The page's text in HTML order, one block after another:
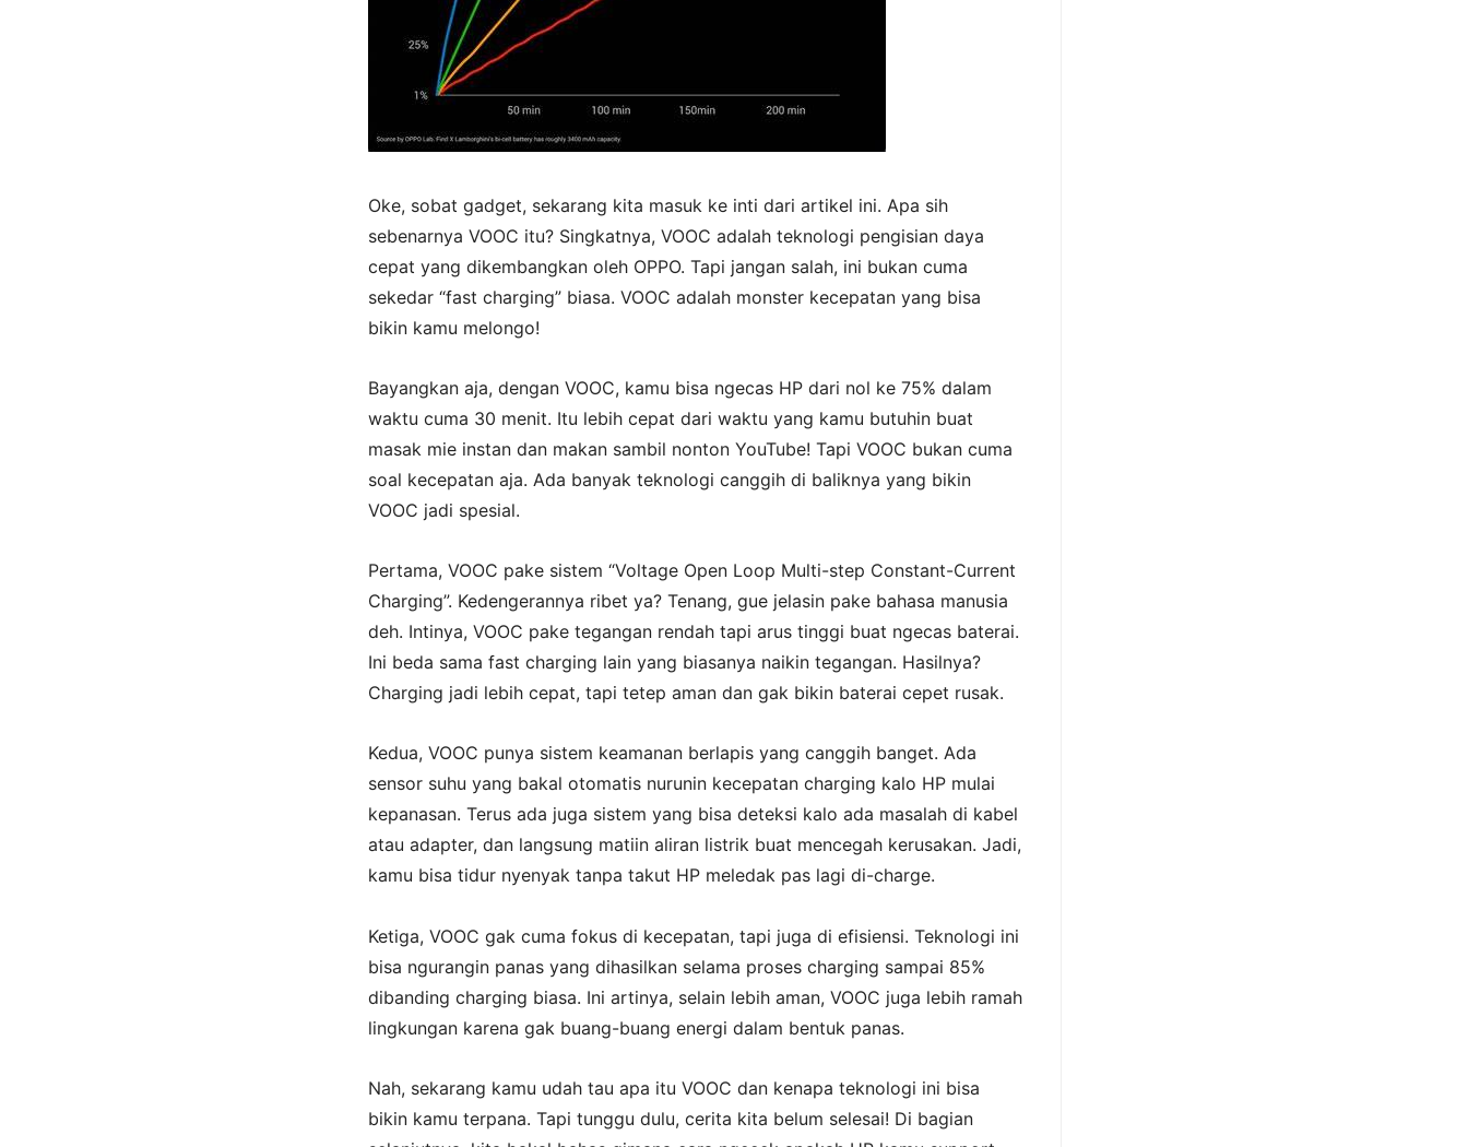
Oke, sobat gadget, sekarang kita masuk ke inti dari artikel ini. Apa sih
sebenarnya VOOC itu? Singkatnya, VOOC adalah teknologi pengisian daya
cepat yang dikembangkan oleh OPPO. Tapi jangan salah, ini bukan cuma
sekedar “fast charging” biasa. VOOC adalah monster kecepatan yang bisa
bikin kamu melongo!
Bayangkan aja, dengan VOOC, kamu bisa ngecas HP dari nol ke 75% dalam
waktu cuma 30 menit. Itu lebih cepat dari waktu yang kamu butuhin buat
masak mie instan dan makan sambil nonton YouTube! Tapi VOOC bukan cuma
soal kecepatan aja. Ada banyak teknologi canggih di baliknya yang bikin
VOOC jadi spesial.
Pertama, VOOC pake sistem “Voltage Open Loop Multi-step Constant-Current
Charging”. Kedengerannya ribet ya? Tenang, gue jelasin pake bahasa manusia
deh. Intinya, VOOC pake tegangan rendah tapi arus tinggi buat ngecas baterai.
Ini beda sama fast charging lain yang biasanya naikin tegangan. Hasilnya?
Charging jadi lebih cepat, tapi tetep aman dan gak bikin baterai cepet rusak.
Kedua, VOOC punya sistem keamanan berlapis yang canggih banget. Ada
sensor suhu yang bakal otomatis nurunin kecepatan charging kalo HP mulai
kepanasan. Terus ada juga sistem yang bisa deteksi kalo ada masalah di kabel
atau adapter, dan langsung matiin aliran listrik buat mencegah kerusakan. Jadi,
kamu bisa tidur nyenyak tanpa takut HP meledak pas lagi di-charge.
Ketiga, VOOC gak cuma fokus di kecepatan, tapi juga di efisiensi. Teknologi ini
bisa ngurangin panas yang dihasilkan selama proses charging sampai 85%
dibanding charging biasa. Ini artinya, selain lebih aman, VOOC juga lebih ramah
lingkungan karena gak buang-buang energi dalam bentuk panas.
Nah, sekarang kamu udah tau apa itu VOOC dan kenapa teknologi ini bisa
bikin kamu terpana. Tapi tunggu dulu, cerita kita belum selesai! Di bagian